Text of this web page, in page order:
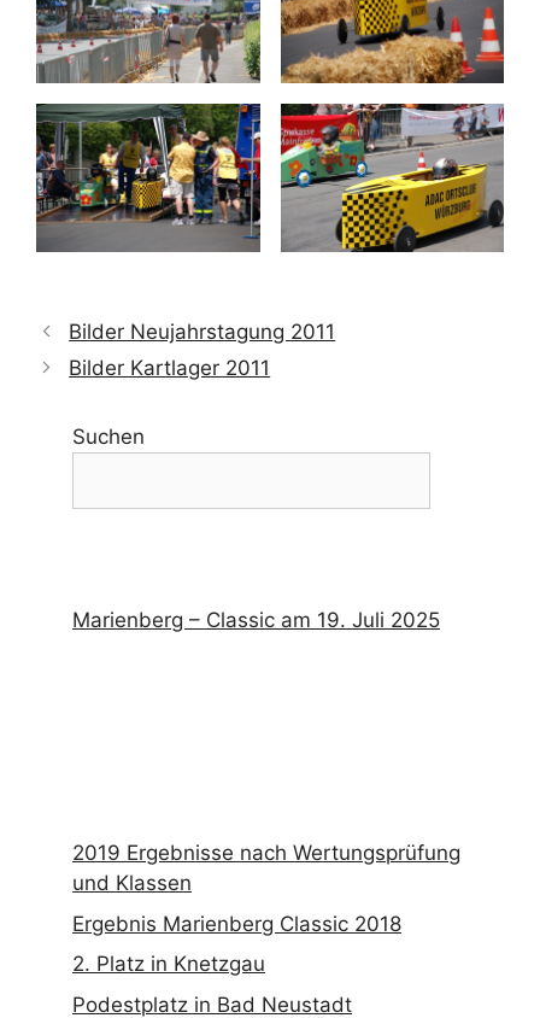
Bilder Neujahrstagung 2011
Bilder Kartlager 2011
Suchen
Marienberg – Classic am 19. Juli 2025
2019 Ergebnisse nach Wertungsprüfung
und Klassen
Ergebnis Marienberg Classic 2018
2. Platz in Knetzgau
Podestplatz in Bad Neustadt